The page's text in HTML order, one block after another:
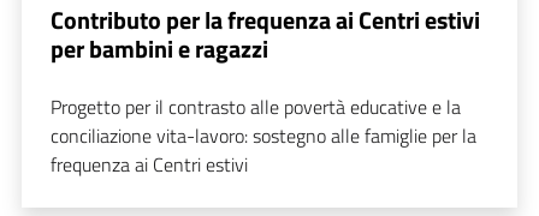
Contributo per la frequenza ai Centri estivi
per bambini e ragazzi
Progetto per il contrasto alle povertà educative e la
conciliazione vita-lavoro: sostegno alle famiglie per la
frequenza ai Centri estivi